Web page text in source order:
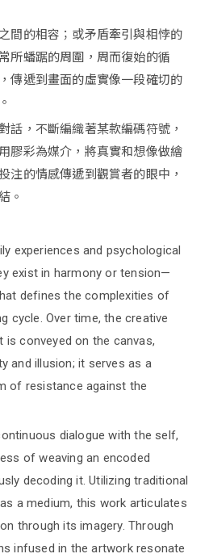
間的相容；或矛盾牽引與相悖的
所蟠踞的周圍，周而復始的循
傳遞到畫面的虛實像一段確切的
話，不斷編織著某款編碼符號，
膠彩為媒介，將真實和想像做繪
注的情感傳遞到觀賞者的眼中，
。
experiences and psychological
exist in harmony or tension—
defines the complexities of
cycle. Over time, the creative
conveyed on the canvas,
and illusion; it serves as a
of resistance against the
dialogue with the self,
of weaving an encoded
decoding it. Utilizing traditional
a medium, this work articulates
through its imagery. Through
infused in the artwork resonate